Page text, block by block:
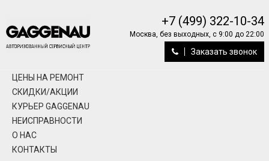
+7 (499) 322-10-34
Москва, без выходных, с 9:00 до 22:00
Заказать звонок
ЦЕНЫ НА РЕМОНТ
СКИДКИ/АКЦИИ
КУРЬЕР GAGGENAU
НЕИСПРАВНОСТИ
О НАС
КОНТАКТЫ